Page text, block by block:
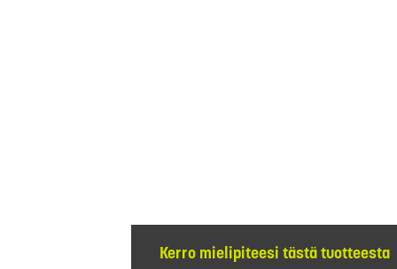
Kerro mielipiteesi tästä tuotteesta